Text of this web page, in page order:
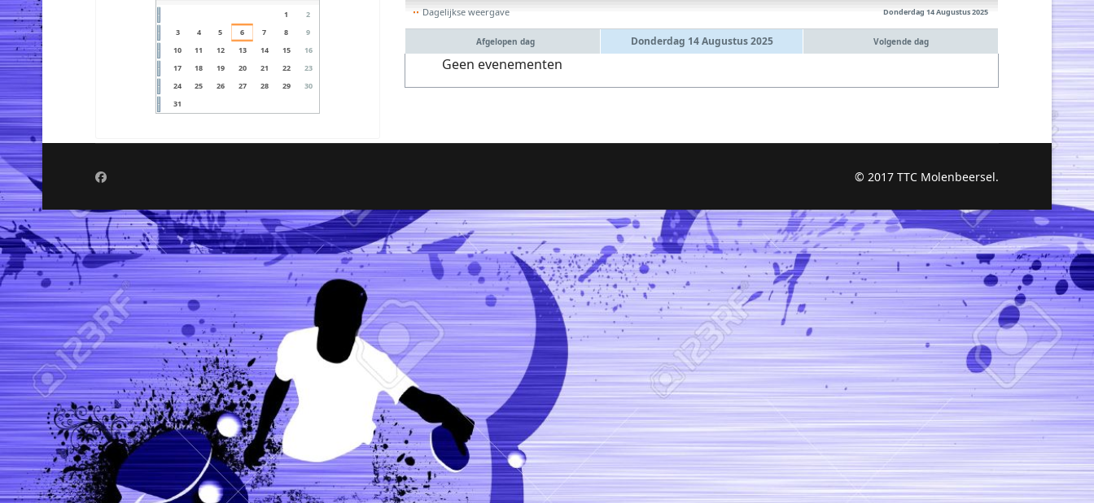
1
2
3
4 5 6 7 8
9
10
11 12 13 14 15
16
17
18 19 20 21 22
23
24
25 26 27 28 29
30
31
Dagelijkse weergave Donderdag 14 Augustus 2025
Afgelopen dag Donderdag 14 Augustus 2025 Volgende dag
Geen evenementen
© 2017 TTC Molenbeersel.